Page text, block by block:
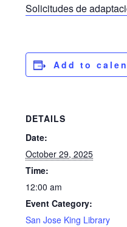
Solicitudes de
Add to
DETAILS
Date:
October 29, 2025
Time:
12:00 am
Event Category:
San Jose King Library